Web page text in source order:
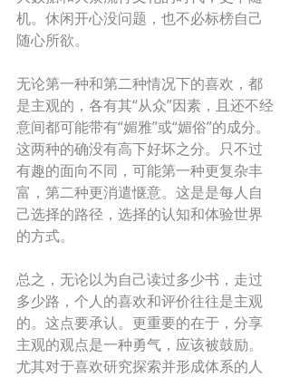
机。休闲开心没问题，也不必标榜自己
随心所欲。
无论第一种和第二种情况下的喜欢，都
是主观的，各有其“从众”因素，且还不经
意间都可能带有“媚雅”或“媚俗”的成分。
这两种的确没有高下好坏之分。只不过
有趣的面向不同，可能第一种更复杂丰
富，第二种更消遣惬意。这是是每人自
己选择的路径，选择的认知和体验世界
的方式。
总之，无论以为自己读过多少书，走过
多少路，个人的喜欢和评价往往是主观
的。这点要承认。更重要的在于，分享
主观的观点是一种勇气，应该被鼓励。
尤其对于喜欢研究探索并形成体系的人